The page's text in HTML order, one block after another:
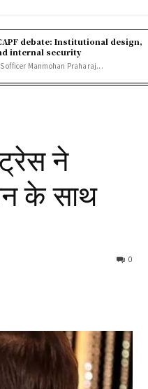
debate: Institutional design,
internal security
officer Manmohan Praharaj...
ने
के साथ
0